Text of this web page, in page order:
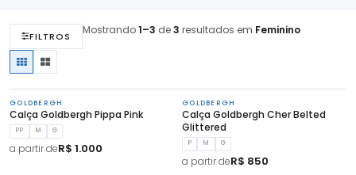
FILTROS Mostrando1–3 de3 resultados em Feminino
GOLDBERGH
Calça Goldbergh Pippa Pink
PP M G
a partir deR$ 1.000
GOLDBERGH
Calça Goldbergh Cher Belted
Glittered
P M G
a partir deR$ 850